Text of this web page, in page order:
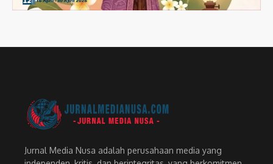
Jurnal Media Nusa adalah perusahaan media yang